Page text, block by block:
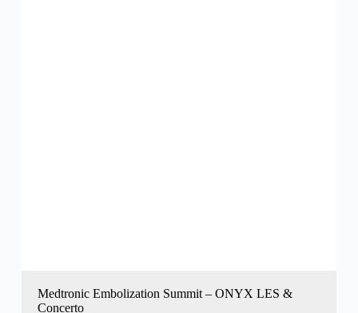
Medtronic Embolization Summit – ONYX LES &
Concerto